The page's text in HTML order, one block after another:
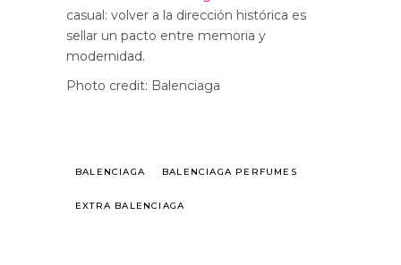
casual: volver a la dirección histórica es
sellar un pacto entre memoria y
modernidad.
Photo credit: Balenciaga
BALENCIAGA BALENCIAGA PERFUMES
EXTRA BALENCIAGA